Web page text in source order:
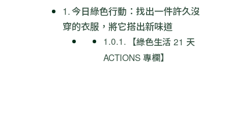
今日綠色行動：找出一件許久沒
穿的衣服，將它搭出新味道
【綠色生活 21 天
ACTIONS 專欄】